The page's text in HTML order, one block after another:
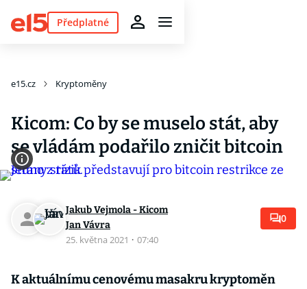
Předplatné
e15.cz Kryptoměny
Kicom: Co by se muselo stát, aby
se vládám podařilo zničit bitcoin
Jakub Vejmola - Kicom
Jan Vávra
25. května 2021 · 07:40
0
K aktuálnímu cenovému masakru kryptoměn